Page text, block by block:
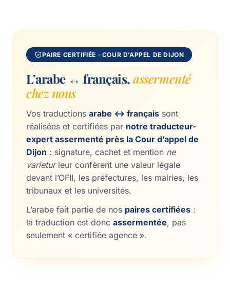
PAIRE CERTIFIÉE · COUR D’APPEL DE DIJON
L’arabe ↔ français,assermenté
chez nous
Vos traductions arabe ↔ français sont
réalisées et certifiées par notre traducteur-
expert assermenté près la Cour d’appel de
Dijon : signature, cachet et mention ne
varieturleur confèrent une valeur légale
devant l’OFII, les préfectures, les mairies, les
tribunaux et les universités.
L’arabe fait partie de nos paires certifiées :
la traduction est donc assermentée, pas
seulement « certifiée agence ».